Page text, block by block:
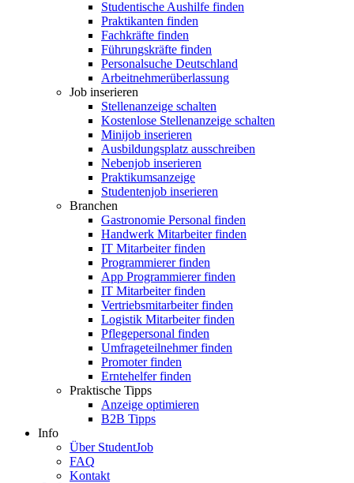
Studentische Aushilfe finden
Praktikanten finden
Fachkräfte finden
Führungskräfte finden
Personalsuche Deutschland
Arbeitnehmerüberlassung
Job inserieren
Stellenanzeige schalten
Kostenlose Stellenanzeige schalten
Minijob inserieren
Ausbildungsplatz ausschreiben
Nebenjob inserieren
Praktikumsanzeige
Studentenjob inserieren
Branchen
Gastronomie Personal finden
Handwerk Mitarbeiter finden
IT Mitarbeiter finden
Programmierer finden
App Programmierer finden
IT Mitarbeiter finden
Vertriebsmitarbeiter finden
Logistik Mitarbeiter finden
Pflegepersonal finden
Umfrageteilnehmer finden
Promoter finden
Erntehelfer finden
Praktische Tipps
Anzeige optimieren
B2B Tipps
Info
Über StudentJob
FAQ
Kontakt